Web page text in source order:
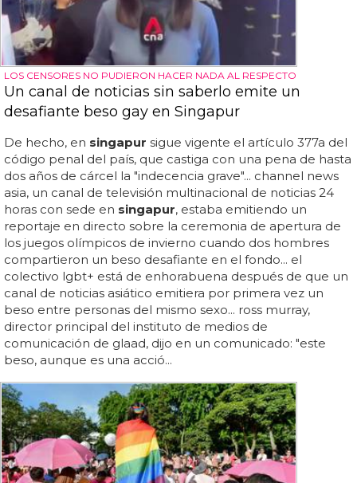
LOS CENSORES NO PUDIERON HACER NADA AL RESPECTO
Un canal de noticias sin saberlo emite un
desafiante beso gay en Singapur
De hecho, en singapur sigue vigente el artículo 377a del
código penal del país, que castiga con una pena de hasta
dos años de cárcel la "indecencia grave"... channel news
asia, un canal de televisión multinacional de noticias 24
horas con sede en singapur, estaba emitiendo un
reportaje en directo sobre la ceremonia de apertura de
los juegos olímpicos de invierno cuando dos hombres
compartieron un beso desafiante en el fondo... el
colectivo lgbt+ está de enhorabuena después de que un
canal de noticias asiático emitiera por primera vez un
beso entre personas del mismo sexo... ross murray,
director principal del instituto de medios de
comunicación de glaad, dijo en un comunicado: "este
beso, aunque es una acció...